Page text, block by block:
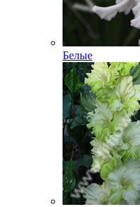
Белые